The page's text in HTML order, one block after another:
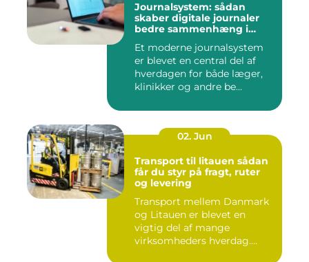
Journalsystem: sådan
skaber digitale journaler
bedre sammenhæng i
Et moderne journalsystem
er blevet en central del af
hverdagen for både læger,
klinikker og andre be...
02. Jun
Transport til litauen sådan
får du styr på fragt, ruter
og levering
Transport mellem Danmark
og Litauen er blevet en
vigtig del af mange
virksomheders hverdag.